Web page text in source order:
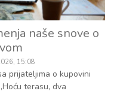
naše snove o
15:08
prijateljima o kupovini
terasu, dva